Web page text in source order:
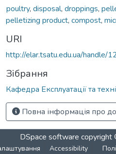
рoultry, disposal, droppings,
pelletizing product, compost,
URI
http://elar.tsatu.edu.ua/
Зібрання
Кафедра Експлуатації та
Повна інформація про
DSpace software
Accessibility